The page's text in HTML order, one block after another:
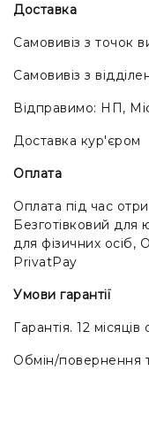
Доставка
Самовивіз з точок
Самовивіз з
Відправимо: НП,
Доставка кур'єром
Оплата
Оплата під час
Безготівковий для
для фізичних осіб,
PrivatPay
Умови гарантії
Гарантія. 12
Обмін/повернення